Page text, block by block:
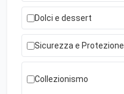
Dolci e dessert
Sicurezza e Protezione
Collezionismo